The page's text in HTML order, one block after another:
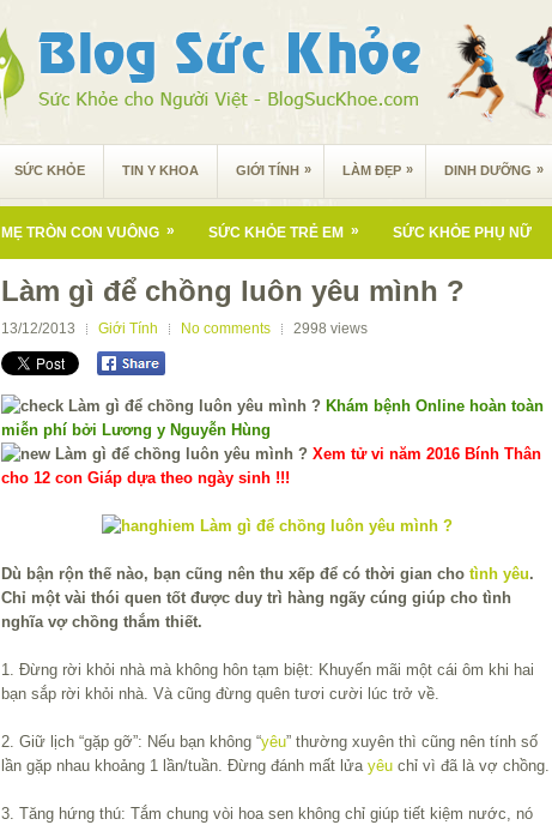
SỨC KHỎE TIN Y KHOA GIỚI TÍNH » LÀM ĐẸP » DINH DƯỠNG »
MẸ TRÒN CON VUÔNG » SỨC KHỎE TRẺ EM » SỨC KHỎE PHỤ NỮ
Làm gì để chồng luôn yêu mình ?
13/12/2013 Giới Tính No comments 2998 views
Khám bệnh Online hoàn toàn
miễn phí bởi Lương y Nguyễn Hùng
Xem tử vi năm 2016 Bính Thân
cho 12 con Giáp dựa theo ngày sinh !!!
Dù bận rộn thế nào, bạn cũng nên thu xếp để có thời gian cho tình yêu.
Chỉ một vài thói quen tốt được duy trì hàng ngãy cúng giúp cho tình
nghĩa vợ chồng thắm thiết.
1. Đừng rời khỏi nhà mà không hôn tạm biệt: Khuyến mãi một cái ôm khi hai
bạn sắp rời khỏi nhà. Và cũng đừng quên tươi cười lúc trở về.
2. Giữ lịch “gặp gỡ”: Nếu bạn không “yêu” thường xuyên thì cũng nên tính số
lần gặp nhau khoảng 1 lần/tuần. Đừng đánh mất lửa yêu chỉ vì đã là vợ chồng.
3. Tăng hứng thú: Tắm chung vòi hoa sen không chỉ giúp tiết kiệm nước, nó